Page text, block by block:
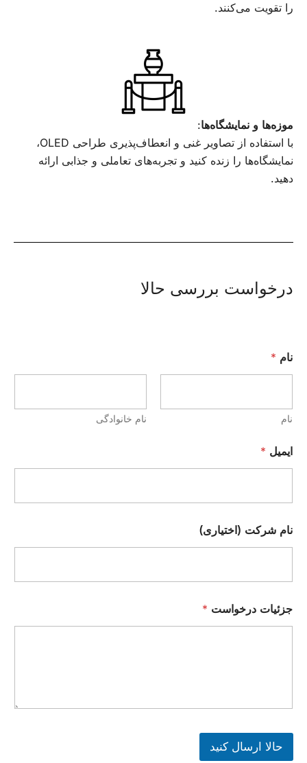
را تقویت می‌کنند.
موزه‌ها و نمایشگاه‌ها:
با استفاده از تصاویر غنی و انعطاف‌پذیری طراحی OLED،
نمایشگاه‌ها را زنده کنید و تجربه‌های تعاملی و جذابی ارائه
دهید.
درخواست بررسی حالا
نام *
نام نام خانوادگی
ایمیل *
نام شرکت (اختیاری)
جزئیات درخواست *
حالا ارسال کنید